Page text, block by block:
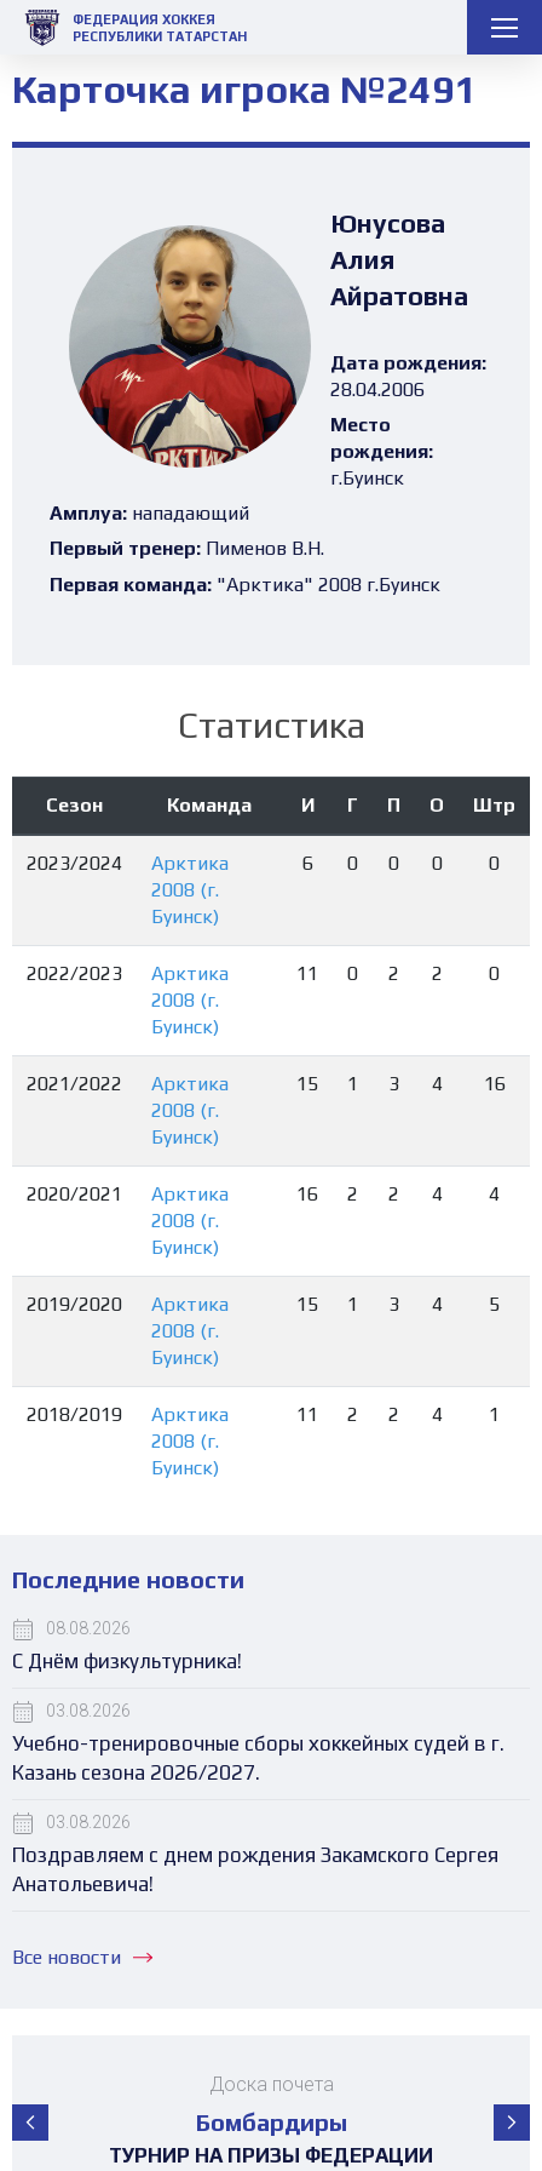
ФЕДЕРАЦИЯ ХОККЕЯ
РЕСПУБЛИКИ ТАТАРСТАН
Карточка игрока №2491
Юнусова
Алия
Айратовна
Дата рождения:
28.04.2006
Место
рождения:
г.Буинск
Амплуа: нападающий
Первый тренер: Пименов В.Н.
Первая команда: "Арктика" 2008 г.Буинск
Статистика
Сезон Команда И Г П О Штр
2023/2024
Арктика
2008 (г.
Буинск)
6 0 0 0 0
2022/2023
Арктика
2008 (г.
Буинск)
11 0 2 2 0
2021/2022
Арктика
2008 (г.
Буинск)
15 1 3 4 16
2020/2021
Арктика
2008 (г.
Буинск)
16 2 2 4 4
2019/2020
Арктика
2008 (г.
Буинск)
15 1 3 4 5
2018/2019
Арктика
2008 (г.
Буинск)
11 2 2 4 1
Последние новости
08.08.2026
С Днём физкультурника!
03.08.2026
Учебно-тренировочные сборы хоккейных судей в г.
Казань сезона 2026/2027.
03.08.2026
Поздравляем с днем рождения Закамского Сергея
Анатольевича!
Все новости
Доска почета
Бомбардиры
ПЕРВЕНСТВО РЕСПУБЛИКИ ТАТАРСТАН
ПЕРВЕНСТВО РЕСПУБЛИКИ ТАТАРСТАН
ТУРНИР НА ПРИЗЫ ФЕДЕРАЦИИ
ТУРНИР НА ПРИЗЫ ФЕДЕРАЦИИ
ПЕРВЕНСТВО РЕСПУБЛИКИ ТАТАРСТАН
ТУРНИР 4х4 ПОСВЯЩЕННЫЙ "ДНЮ
ТУРНИР НА ПРИЗЫ ФЕДЕРАЦИИ
ПЕРВЕНСТВО РЕСПУБЛИКИ ТАТАРСТАН
ТУРНИР НА ПРИЗЫ ФЕДЕРАЦИИ
ПЕРВЕНСТВО РЕСПУБЛИКИ ТАТАРСТАН
ПЕРВЕНСТВО РЕСПУБЛИКИ ТАТАРСТАН
ПЕРВЕНСТВО РЕСПУБЛИКИ ТАТАРСТАН